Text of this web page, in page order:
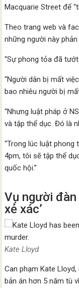
Macquarie Street để
Theo trang web và
những người này
“Sự phong tỏa đã
“Người dân bị mất
bao nhiêu người bị
“Nhưng luật pháp ở
và tập thể dục. Đó là
“Trong lúc luật
4pm, tôi sẽ tập thể
quốc hội.”
Vụ người
xẻ xác’
Kate Lloyd
Can phạm Kate
bản án hơn 5 năm tù